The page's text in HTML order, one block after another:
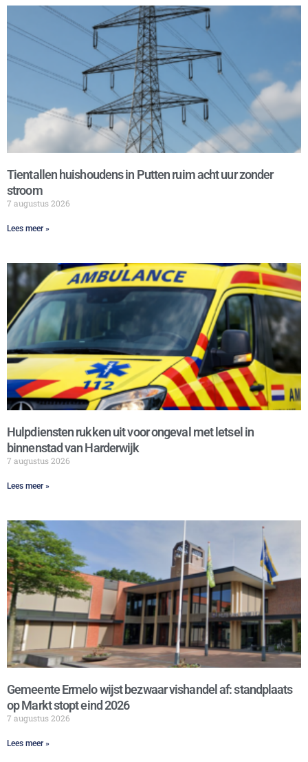
Tientallen huishoudens in Putten ruim acht uur zonder
stroom
7 augustus 2026
Lees meer »
Hulpdiensten rukken uit voor ongeval met letsel in
binnenstad van Harderwijk
7 augustus 2026
Lees meer »
Gemeente Ermelo wijst bezwaar vishandel af: standplaats
op Markt stopt eind 2026
7 augustus 2026
Lees meer »